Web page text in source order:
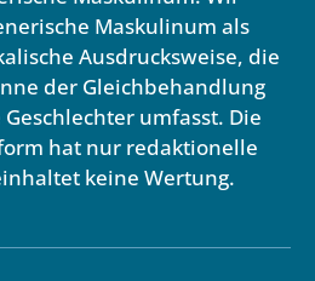
Maskulinum als
Ausdrucksweise, die
der Gleichbehandlung
umfasst. Die
hat nur redaktionelle
keine Wertung.